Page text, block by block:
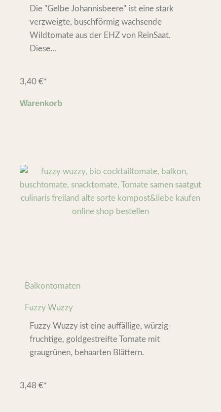
Die "Gelbe Johannisbeere" ist eine stark
verzweigte, buschförmig wachsende
Wildtomate aus der EHZ von ReinSaat.
Diese...
3,40 €*
Warenkorb
Balkontomaten
Fuzzy Wuzzy
Fuzzy Wuzzy ist eine auffällige, würzig-
fruchtige, goldgestreifte Tomate mit
graugrünen, behaarten Blättern.
3,48 €*